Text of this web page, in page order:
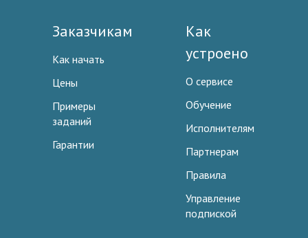
Заказчикам
Как начать
Цены
Примеры
заданий
Гарантии
Как
устроено
О сервисе
Обучение
Исполнителям
Партнерам
Правила
Управление
подпиской